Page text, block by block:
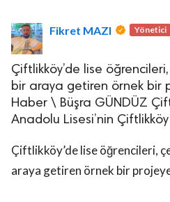
Asayiş
Saklıdır.
Fikret MAZI Yönetici
Çiftlikköy’de lise
bir araya getiren örnek bir
Haber \ Büşra GÜNDÜZ
Anadolu Lisesi’nin
Çiftlikköy’de lise öğrencileri,
araya getiren örnek bir